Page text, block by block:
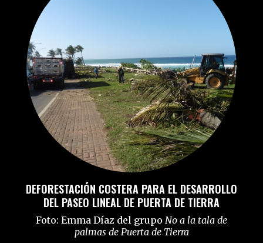
DEFORESTACIÓN COSTERA PARA EL DESARROLLO
DEL PASEO LINEAL DE PUERTA DE TIERRA
Foto: Emma Díaz del grupo No a la tala de
palmas de Puerta de Tierra